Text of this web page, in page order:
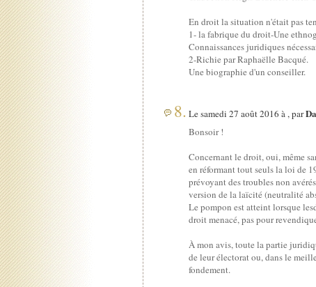
En droit la situation n'était pas
1- la fabrique du droit-Une
Connaissances juridiques
2-Richie par Raphaëlle Bacqué.
Une biographie d'un conseiller.
8. Le samedi 27 août 2016 à , par
Bonsoir !
Concernant le droit, oui, même
en réformant tout seuls la loi de
prévoyant des troubles non
version de la laïcité (neutralité
Le pompon est atteint lorsque
droit menacé, pas pour
À mon avis, toute la partie
de leur électorat ou, dans le
fondement.